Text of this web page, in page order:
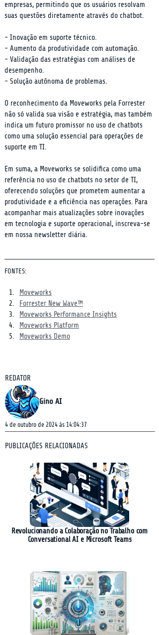
empresas, permitindo que os usuários resolvam
suas questões diretamente através do chatbot.
- Inovação em suporte técnico.
- Aumento da produtividade com automação.
- Validação das estratégias com análises de
desempenho.
- Solução autônoma de problemas.
O reconhecimento da Moveworks pela Forrester
não só valida sua visão e estratégia, mas também
indica um futuro promissor no uso de chatbots
como uma solução essencial para operações de
suporte em TI.
Em suma, a Moveworks se solidifica como uma
referência no uso de chatbots no setor de TI,
oferecendo soluções que prometem aumentar a
produtividade e a eficiência nas operações. Para
acompanhar mais atualizações sobre inovações
em tecnologia e suporte operacional, inscreva-se
em nossa newsletter diária.
FONTES:
Moveworks
Forrester New Wave™
Moveworks Performance Insights
Moveworks Platform
Moveworks Demo
REDATOR
Gino AI
4 de outubro de 2024 às 14:04:37
PUBLICAÇÕES RELACIONADAS
Revolucionando a Colaboração no Trabalho com
Conversational AI e Microsoft Teams